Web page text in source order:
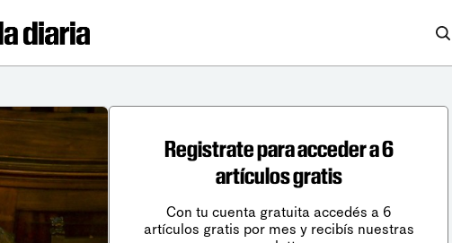
Registrate para acceder a 6
artículos gratis
Con tu cuenta gratuita accedés a 6
artículos gratis por mes y recibís nuestras